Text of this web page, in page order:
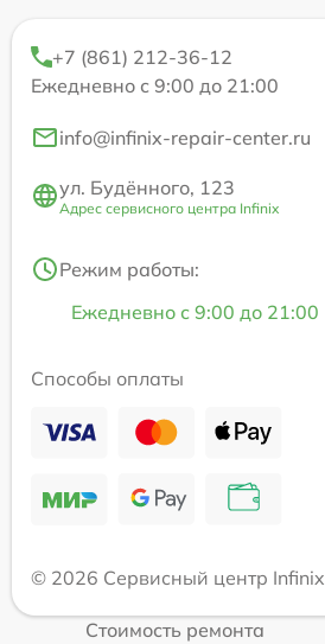
+7 (861) 212-36-12
Ежедневно с 9:00 до 21:00
info@infinix-repair-center.ru
ул. Будённого, 123
Адрес сервисного центра Infinix
Режим работы:
Ежедневно с 9:00 до 21:00
Способы оплаты
© 2026 Сервисный центр Infinix
Стоимость ремонта